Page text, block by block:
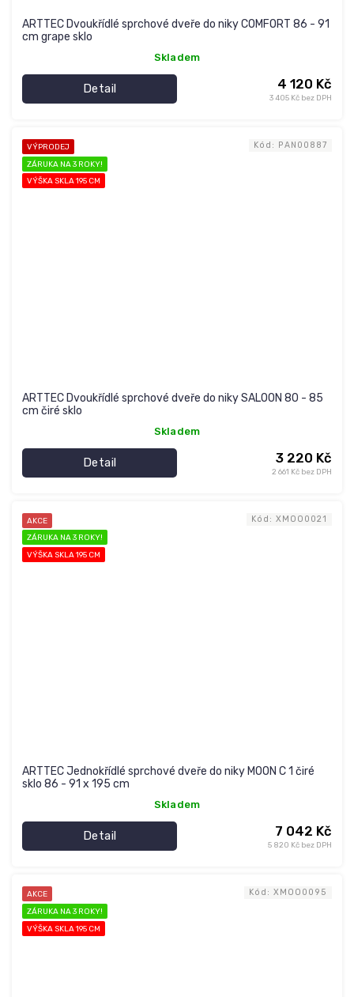
ARTTEC Dvoukřídlé sprchové dveře do niky COMFORT 86 - 91
cm grape sklo
Skladem
3 405 Kč bez DPH
4 120 Kč
Detail
VÝPRODEJ
ZÁRUKA NA 3 ROKY!
VÝŠKA SKLA 195 CM
ARTTEC Dvoukřídlé sprchové dveře do niky SALOON 80 - 85
cm čiré sklo
Skladem
2 661 Kč bez DPH
3 220 Kč
Detail
Kód: PAN00887
AKCE
ZÁRUKA NA 3 ROKY!
VÝŠKA SKLA 195 CM
ARTTEC Jednokřídlé sprchové dveře do niky MOON C 1 čiré
sklo 86 - 91 x 195 cm
Skladem
5 820 Kč bez DPH
7 042 Kč
Detail
Kód: XMOO0021
AKCE
ZÁRUKA NA 3 ROKY!
VÝŠKA SKLA 195 CM
Kód: XMOO0095